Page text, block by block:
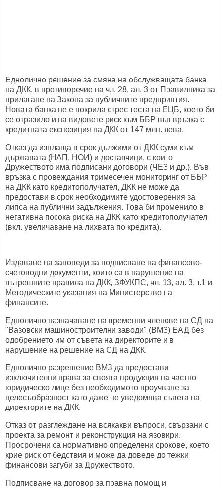
Еднолично решение за смяна на обслужващата банка
на ДКК, в противоречие на чл. 28, ал. 3 от Правилника за
прилагане на Закона за публичните предприятия.
Новата банка не е покрила стрес теста на ЕЦБ, което би
се отразило и на видовете риск към ББР във връзка с
кредитната експозиция на ДКК от 147 млн. лева.
Отказ да изплаща в срок дължими от ДКК суми към
държавата (НАП, НОИ) и доставчици, с които
Дружеството има подписани договори (ЧЕЗ и др.). Във
връзка с провеждания тримесечен мониторинг от ББР
на ДКК като кредитополучател, ДКК не може да
предостави в срок необходимите удостоверения за
липса на публични задължения. Това би променило в
негативна посока риска на ДКК като кредитополучател
(вкл. увеличаване на лихвата по кредита).
Издаване на заповеди за подписване на финансово-
счетоводни документи, които са в нарушение на
вътрешните правила на ДКК, ЗФУКПС, чл. 13, ал. 3, т.1 и
Методическите указания на Министерство на
финансите.
Еднолично назначаване на временни членове на СД на
"Вазовски машиностроителни заводи" (ВМЗ) ЕАД без
одобрението им от съвета на директорите и в
нарушение на решение на СД на ДКК.
Еднолично разрешение ВМЗ да предостави
изключителни права за своята продукция на частно
юридическо лице без необходимото проучване за
целесъобразност като даже не уведомява съвета на
директорите на ДКК.
Отказ от разглеждане на всякакви въпроси, свързани с
проекта за ремонт и реконструкция на язовири.
Просрочени са нормативно определени срокове, което
крие риск от бедствия и може да доведе до тежки
финансови загуби за Дружеството.
Подписване на договор за правна помощ и